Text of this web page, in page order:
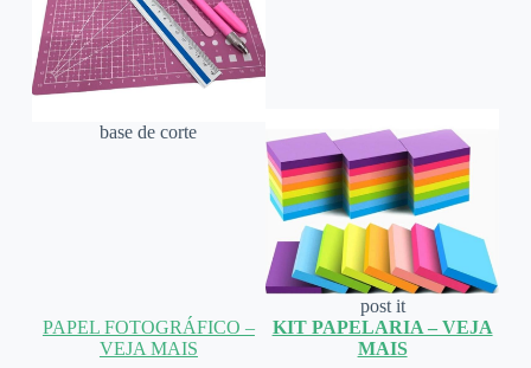
base de corte
post it
PAPEL FOTOGRÁFICO –
VEJA MAIS
KIT PAPELARIA – VEJA
MAIS